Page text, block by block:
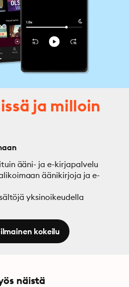
ja milloin
ääni- ja e-kirjapalvelu
äänikirjoja ja e-
yksinoikeudella
kokeilu
näistä